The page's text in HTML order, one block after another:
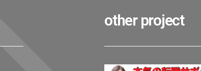
other project